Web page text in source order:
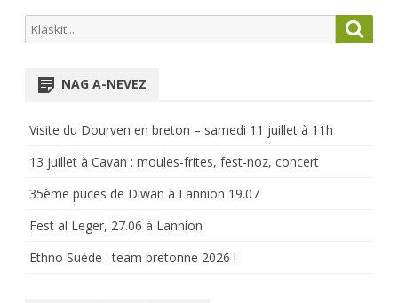
Search
for:
NAG A-NEVEZ
Visite du Dourven en breton – samedi 11 juillet à 11h
13 juillet à Cavan : moules-frites, fest-noz, concert
35ème puces de Diwan à Lannion 19.07
Fest al Leger, 27.06 à Lannion
Ethno Suède : team bretonne 2026 !